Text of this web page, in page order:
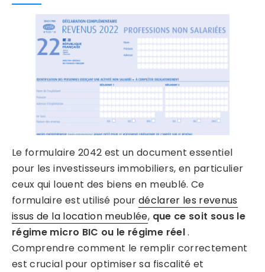
Le formulaire 2042 est un document essentiel
pour les investisseurs immobiliers, en particulier
ceux qui louent des biens en meublé. Ce
formulaire est utilisé pour déclarer les revenus
issus de la location meublée, que ce soit sous le
régime micro BIC ou le régime réel.
Comprendre comment le remplir correctement
est crucial pour optimiser sa fiscalité et